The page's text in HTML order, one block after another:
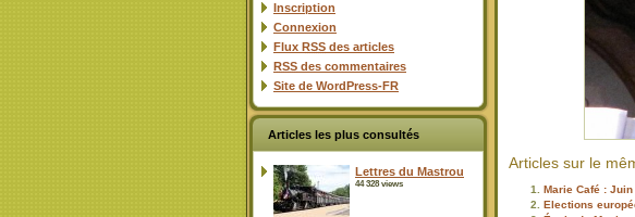
Inscription
Connexion
Flux RSS des articles
RSS des commentaires
Site de WordPress-FR
Articles les plus consultés
Lettres du Mastrou
44 328 views
Articles sur le
Marie Café : Juin
Elections